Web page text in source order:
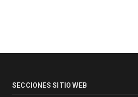
SECCIONES SITIO WEB